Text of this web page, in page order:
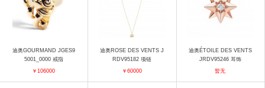
迪奥GOURMAND JGES9
5001_0000 戒指
￥106000
迪奥ROSE DES VENTS J
RDV95182 项链
￥60000
迪奥ÉTOILE DES VENTS
JRDV95246 耳饰
暂无